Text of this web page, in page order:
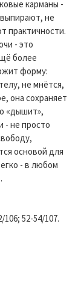
карманы -
не
практичности.
- это
более
форму:
не мнётся,
она сохраняет
«дышит»,
- не просто
основой для
- в любом
106; 52-54/107.